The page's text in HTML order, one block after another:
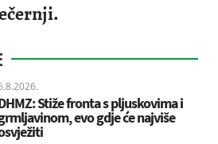
Stiže fronta s pljuskovima i
evo gdje će najviše